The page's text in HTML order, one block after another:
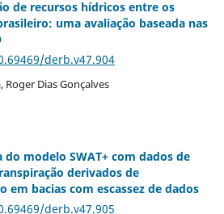
de recursos hídricos entre os
uma avaliação baseada nas
derb.v47.904
Roger Dias Gonçalves
modelo SWAT+ com dados de
derivados de
bacias com escassez de dados
derb.v47.905